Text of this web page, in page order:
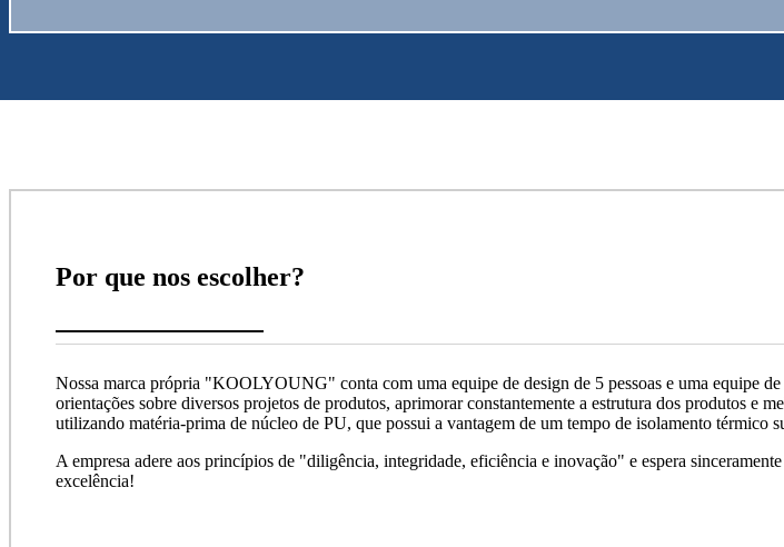
Por que nos escolher?
Nossa marca própria "KOOLYOUNG" conta com uma equipe de design de 5 pessoas e uma equipe
orientações sobre diversos projetos de produtos, aprimorar constantemente a estrutura dos produtos e
utilizando matéria-prima de núcleo de PU, que possui a vantagem de um tempo de isolamento térmico
A empresa adere aos princípios de "diligência, integridade, eficiência e inovação" e espera
excelência!